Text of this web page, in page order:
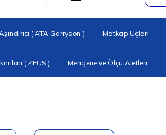
( ATA Garryson ) Matkap Uçları
( ZEUS ) Mengene ve Ölçü Aletleri